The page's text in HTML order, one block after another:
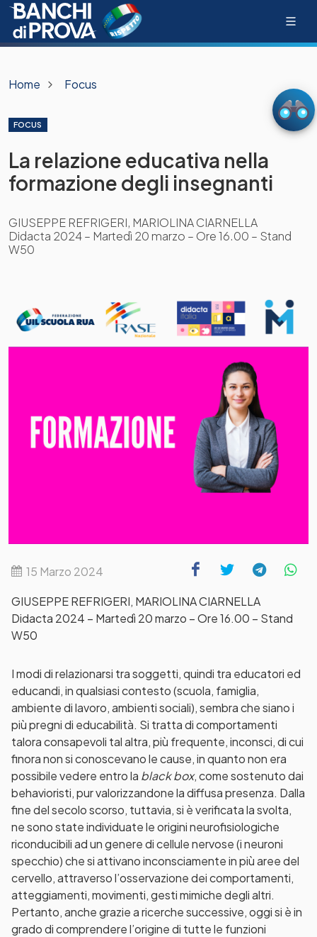
Home Focus
FOCUS
La relazione educativa nella
formazione degli insegnanti
GIUSEPPE REFRIGERI, MARIOLINA CIARNELLA
Didacta 2024 – Martedì 20 marzo – Ore 16.00 – Stand
W50
15 Marzo 2024
GIUSEPPE REFRIGERI, MARIOLINA CIARNELLA
Didacta 2024 – Martedì 20 marzo – Ore 16.00 – Stand
W50
I modi di relazionarsi tra soggetti, quindi tra educatori ed
educandi, in qualsiasi contesto (scuola, famiglia,
ambiente di lavoro, ambienti sociali), sembra che siano i
più pregni di educabilità. Si tratta di comportamenti
talora consapevoli tal altra, più frequente, inconsci, di cui
finora non si conoscevano le cause, in quanto non era
possibile vedere entro la black box, come sostenuto dai
behavioristi, pur valorizzandone la diffusa presenza. Dalla
fine del secolo scorso, tuttavia, si è verificata la svolta,
ne sono state individuate le origini neurofisiologiche
riconducibili ad un genere di cellule nervose (i neuroni
specchio) che si attivano inconsciamente in più aree del
cervello, attraverso l’osservazione dei comportamenti,
atteggiamenti, movimenti, gesti mimiche degli altri.
Pertanto, anche grazie a ricerche successive, oggi si è in
grado di comprendere l’origine di tutte le funzioni